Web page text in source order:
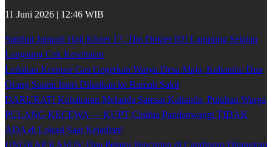
11 Juni 2026 | 12:46 WIB
Sambut Jamaah Haji Kloter 17, Tim Dokter IDI Lampung Selatan
Langsung Cek Kesehatan
Ledakan Kompor Gas Gegerkan Warga Desa Maja, Kalianda: Dua
Orang Suami Isteri Dilarikan ke Rumah Sakit
DARURAT! Kebakaran Melanda Samsat Kalianda, Puluhan Warga
PULANG KECEWA — KUPT Cinthia Pandanwangi TIDAK
ADA di Lokasi Saat Kejadian!